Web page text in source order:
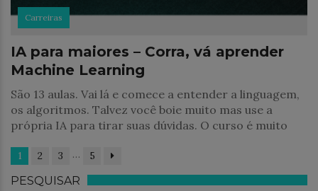
Carreiras
IA para maiores – Corra, vá aprender
Machine Learning
São 13 aulas. Vai lá e comece a entender a linguagem,
os algoritmos. Talvez você boie muito mas use a
própria IA para tirar suas dúvidas. O curso é muito
1 2 3 … 5
PESQUISAR